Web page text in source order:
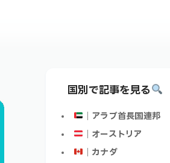
国別で記事を見る
｜アラブ首長国連邦
｜オーストリア
｜カナダ